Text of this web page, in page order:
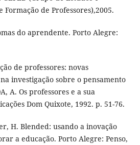
Formação de Professores),2005.
do aprendente. Porto Alegre:
de professores: novas
investigação sobre o pensamento
A. Os professores e a sua
Dom Quixote, 1992. p. 51-76.
H. Blended: usando a inovação
a educação. Porto Alegre: Penso,